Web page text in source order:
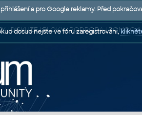
| DISKUZE | BLOKY | PODPORA | POMOC
a pro Google reklamy. Před
dosud nejste ve fóru zaregistrováni,